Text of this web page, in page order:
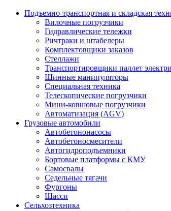
Подъемно-транспортная и складская
Вилочные погрузчики
Гидравлические тележки
Ричтраки и штабелеры
Комплектовщики заказов
Стеллажи
Транспортировщики паллет
Шинные манипуляторы
Специальная техника
Телескопические погрузчики
Мини-ковшовые погрузчики
Автоматизация (AGV)
Грузовые автомобили
Автобетононасосы
Автобетоносмесители
Автогидроподъемники
Бортовые платформы с КМУ
Самосвалы
Седельные тягачи
Фургоны
Шасси
Сельхозтехника